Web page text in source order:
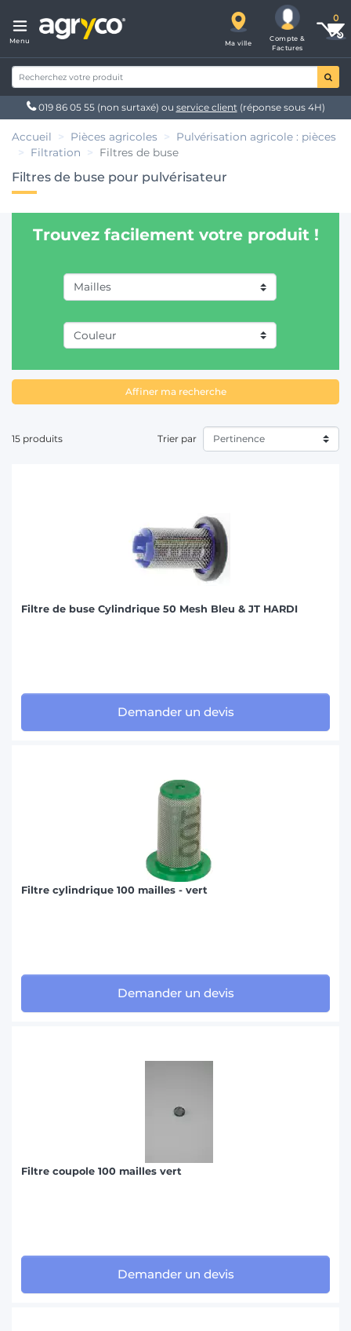
Menu Ma ville
Compte &
Factures
019 86 05 55 (non surtaxé) ou service client(réponse sous 4H)
Accueil Pièces agricoles
Pulvérisation agricole : pièces
Filtration
Filtres de buse
Filtres de buse pour pulvérisateur
Trouvez facilement votre produit !
Affiner ma recherche
15 produits Trier par
Filtre de buse Cylindrique 50 Mesh Bleu & JT HARDI
Demander un devis
Filtre cylindrique 100 mailles - vert
Demander un devis
Filtre coupole 100 mailles vert
Demander un devis